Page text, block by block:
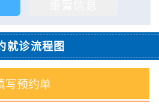
就诊流程图
写预约单